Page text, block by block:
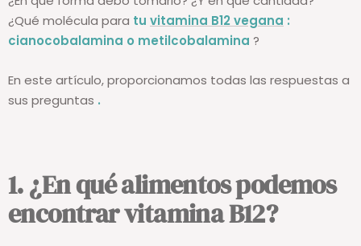
¿En qué forma debo tomarlo? ¿Y en qué cantidad?
¿Qué molécula para tu vitamina B12 vegana
En este artículo, proporcionamos todas las respuestas a
sus preguntas
1. ¿En qué alimentos podemos
encontrar vitamina B12?